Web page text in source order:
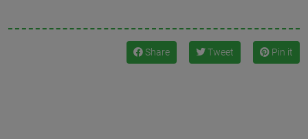
Share Tweet Pin it